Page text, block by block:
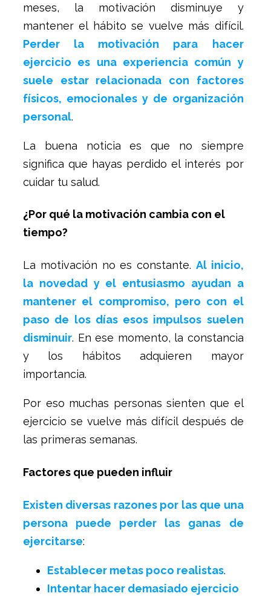
meses, la motivación disminuye y
mantener el hábito se vuelve más difícil.
Perder la motivación para hacer
ejercicio es una experiencia común y
suele estar relacionada con factores
físicos, emocionales y de organización
personal.
La buena noticia es que no siempre
significa que hayas perdido el interés por
cuidar tu salud.
¿Por qué la motivación cambia con el
tiempo?
La motivación no es constante. Al inicio,
la novedad y el entusiasmo ayudan a
mantener el compromiso, pero con el
paso de los días esos impulsos suelen
disminuir. En ese momento, la constancia
y los hábitos adquieren mayor
importancia.
Por eso muchas personas sienten que el
ejercicio se vuelve más difícil después de
las primeras semanas.
Factores que pueden influir
Existen diversas razones por las que una
persona puede perder las ganas de
ejercitarse:
Establecer metas poco realistas.
Intentar hacer demasiado ejercicio